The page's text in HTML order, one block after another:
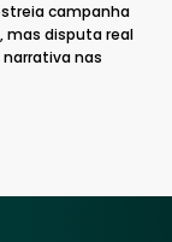
campanha
mas disputa real
nas